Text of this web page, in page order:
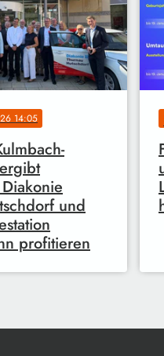
14:05
und
profitieren